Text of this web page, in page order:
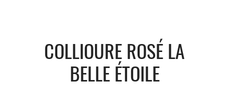
COLLIOURE ROSÉ LA
BELLE ÉTOILE